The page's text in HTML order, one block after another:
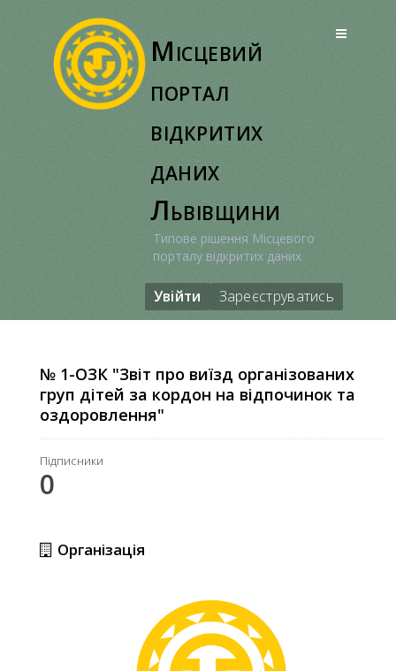
Місцевий
портал
відкритих
даних
Львівщини
Типове рішення Місцевого
порталу відкритих даних
Увійти Зареєструватись
№ 1-ОЗК "Звіт про виїзд організованих
груп дітей за кордон на відпочинок та
оздоровлення"
Підписники
0
Організація